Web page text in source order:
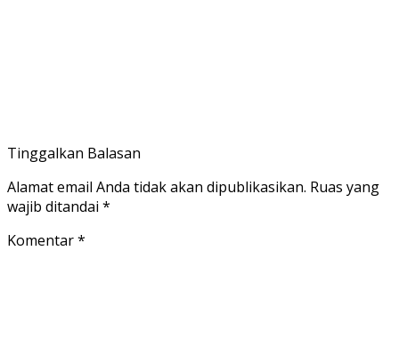
Tinggalkan Balasan
Alamat email Anda tidak akan dipublikasikan. Ruas yang
wajib ditandai *
Komentar*